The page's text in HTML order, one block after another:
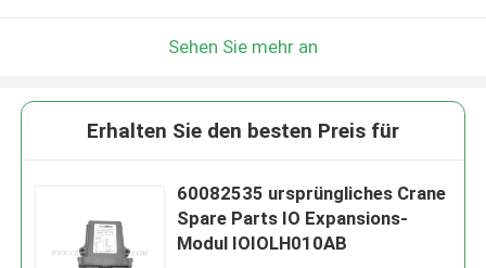
Sehen Sie mehr an
Erhalten Sie den besten Preis für
60082535 ursprüngliches Crane
Spare Parts IO Expansions-
Modul IOIOLH010AB